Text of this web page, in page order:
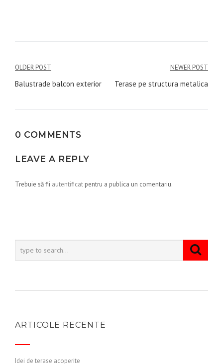
Navigare
în
OLDER POST
Balustrade balcon exterior
NEWER POST
Terase pe structura metalica
0 COMMENTS
LEAVE A REPLY
Trebuie să fii autentificat pentru a publica un comentariu.
ARTICOLE RECENTE
Idei de terase acoperite